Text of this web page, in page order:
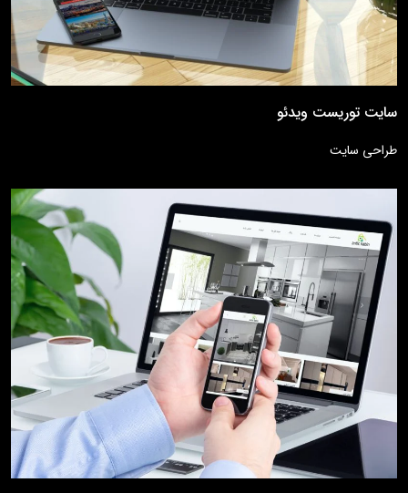
سایت توریست ویدئو
طراحی سایت